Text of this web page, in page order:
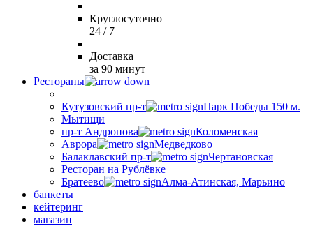
Круглосуточно
24 / 7
Доставка
за 90 минут
Рестораны
Кутузовский пр-т
Парк Победы 150 м.
Мытищи
пр-т Андропова
Коломенская
Аврора
Медведково
Балаклавский пр-т
Чертановская
Ресторан на Рублёвке
Братеево
Алма-Атинская, Марьино
банкеты
кейтеринг
магазин